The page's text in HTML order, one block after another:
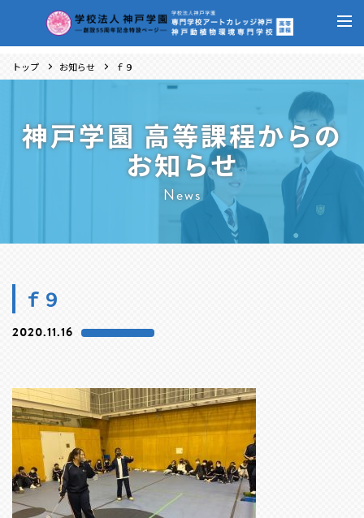
トップ お知らせ ｆ９
神戸学園 高等課程からの
お知らせ
News
ｆ９
2020.11.16